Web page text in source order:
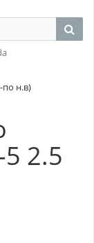
по н.в)
2.5